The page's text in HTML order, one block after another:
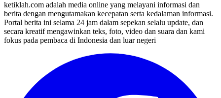
ketiklah.com adalah media online yang melayani informasi dan
berita dengan mengutamakan kecepatan serta kedalaman informasi.
Portal berita ini selama 24 jam dalam sepekan selalu update, dan
secara kreatif mengawinkan teks, foto, video dan suara dan kami
fokus pada pembaca di Indonesia dan luar negeri